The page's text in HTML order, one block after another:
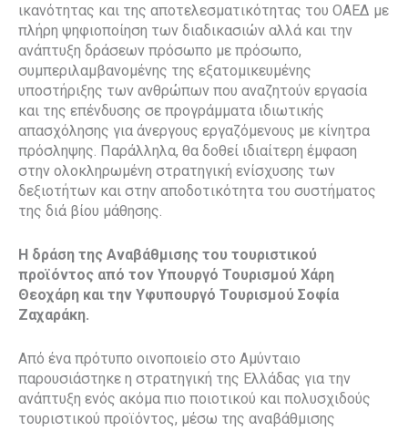
ικανότητας και της αποτελεσματικότητας του ΟΑΕΔ με
πλήρη ψηφιοποίηση των διαδικασιών αλλά και την
ανάπτυξη δράσεων πρόσωπο με πρόσωπο,
συμπεριλαμβανομένης της εξατομικευμένης
υποστήριξης των ανθρώπων που αναζητούν εργασία
και της επένδυσης σε προγράμματα ιδιωτικής
απασχόλησης για άνεργους εργαζόμενους με κίνητρα
πρόσληψης. Παράλληλα, θα δοθεί ιδιαίτερη έμφαση
στην ολοκληρωμένη στρατηγική ενίσχυσης των
δεξιοτήτων και στην αποδοτικότητα του συστήματος
της διά βίου μάθησης.
Η δράση της Αναβάθμισης του τουριστικού
προϊόντος από τον Υπουργό Τουρισμού Χάρη
Θεοχάρη και την Υφυπουργό Τουρισμού Σοφία
Ζαχαράκη.
Aπό ένα πρότυπο οινοποιείο στο Αμύνταιο
παρουσιάστηκε η στρατηγική της Ελλάδας για την
ανάπτυξη ενός ακόμα πιο ποιοτικού και πολυσχιδούς
τουριστικού προϊόντος, μέσω της αναβάθμισης